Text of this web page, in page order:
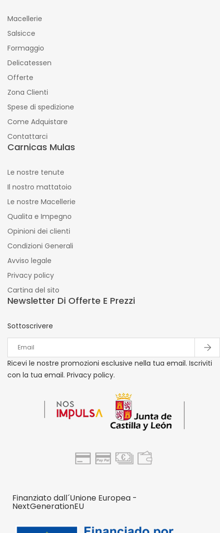
Macellerie
Salsicce
Formaggio
Delicatessen
Offerte
Zona Clienti
Spese di spedizione
Come Adquistare
Contattarci
Carnicas Mulas
Le nostre tenute
Il nostro mattatoio
Le nostre Macellerie
Qualita e Impegno
Opinioni dei clienti
Condizioni Generali
Avviso legale
Privacy policy
Cartina del sito
Newsletter Di Offerte E Prezzi
Sottoscrivere
Ricevi le nostre promozioni esclusive nella tua email. Iscriviti
con la tua email. Privacy policy.
Finanziato dall´Unione Europea -
NextGenerationEU